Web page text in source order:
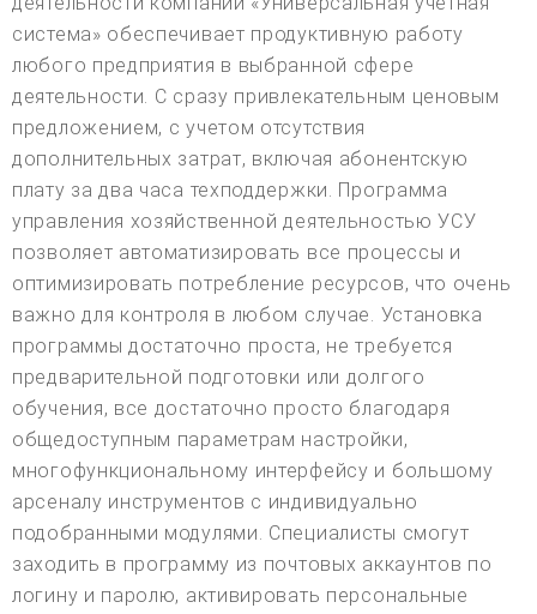
система» обеспечивает продуктивную работу
любого предприятия в выбранной сфере
деятельности. С сразу привлекательным ценовым
предложением, с учетом отсутствия
дополнительных затрат, включая абонентскую
плату за два часа техподдержки. Программа
управления хозяйственной деятельностью УСУ
позволяет автоматизировать все процессы и
оптимизировать потребление ресурсов, что очень
важно для контроля в любом случае. Установка
программы достаточно проста, не требуется
предварительной подготовки или долгого
обучения, все достаточно просто благодаря
общедоступным параметрам настройки,
многофункциональному интерфейсу и большому
арсеналу инструментов с индивидуально
подобранными модулями. Специалисты смогут
заходить в программу из почтовых аккаунтов по
логину и паролю, активировать персональные